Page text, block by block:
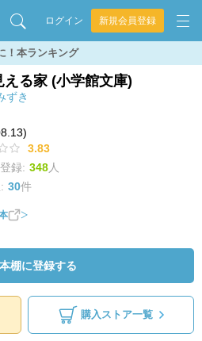
ログイン 新規会員登録
！本ランキング
える家 (小学館文庫)
ずき
3.83
録: 348人
30件
本棚に登録する
購入ストア一覧